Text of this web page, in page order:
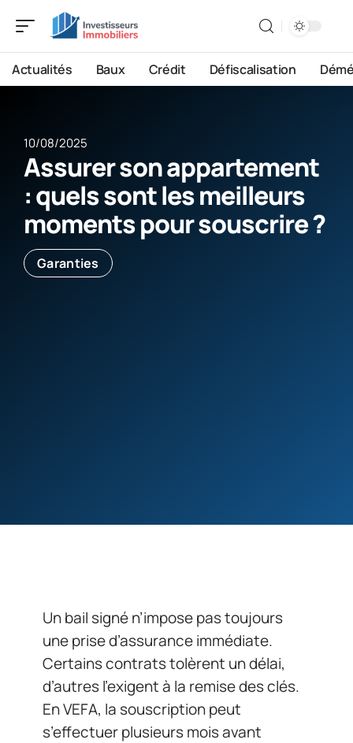
Actualités Baux Crédit Défiscalisation
10/08/2025
Assurer son appartement
: quels sont les meilleurs
moments pour souscrire ?
Garanties
Un bail signé n’impose pas toujours
une prise d’assurance immédiate.
Certains contrats tolèrent un délai,
d’autres l’exigent à la remise des clés.
En VEFA, la souscription peut
s’effectuer plusieurs mois avant